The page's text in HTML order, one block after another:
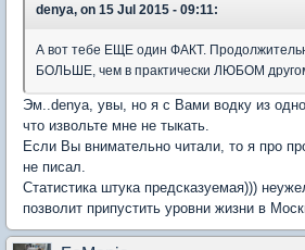
denya, on 15 Jul 2015 - 09:11:
А вот тебе ЕЩЕ один ФАКТ.
БОЛЬШЕ, чем в практически ЛЮБОМ
Эм..denya, увы, но я с Вами водку из
что извольте мне не тыкать.
Если Вы внимательно читали, то я про
не писал.
Статистика штука предсказуемая)))
позволит припустить уровни жизни в